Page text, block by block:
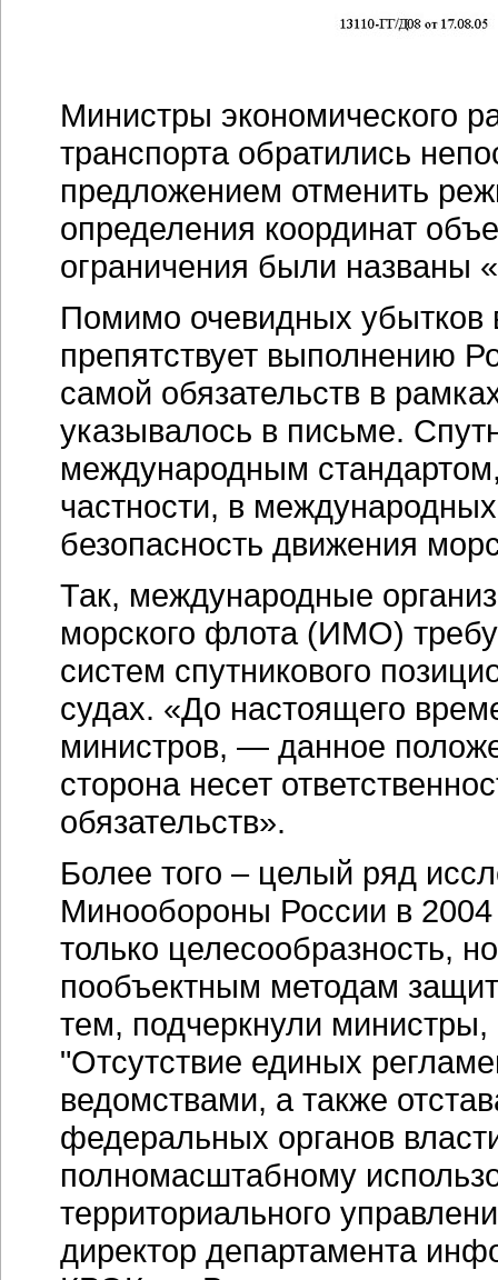
Министры экономического
транспорта обратились
предложением отменить
определения координат
ограничения были названы
Помимо очевидных
препятствует выполнению
самой обязательств в
указывалось в письме.
международным
частности, в
безопасность движения
Так, международные
морского флота (ИМО)
систем спутникового
судах. «До настоящего
министров, — данное
сторона несет
обязательств».
Более того – целый ряд
Минообороны России в
только целесообразность,
пообъектным методам
тем, подчеркнули
"Отсутствие единых
ведомствами, а также
федеральных органов
полномасштабному
территориального
директор департамента